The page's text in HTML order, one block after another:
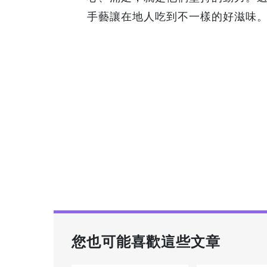
手藝讓在地人吃到不一樣的好滋味
您也可能喜歡這些文章